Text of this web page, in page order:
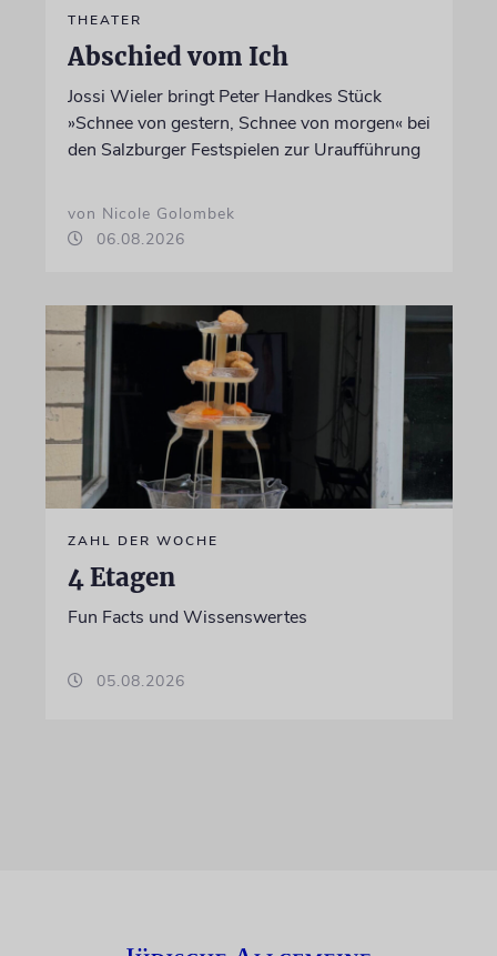
THEATER
Abschied vom Ich
Jossi Wieler bringt Peter Handkes Stück
»Schnee von gestern, Schnee von morgen« bei
den Salzburger Festspielen zur Uraufführung
von Nicole Golombek
06.08.2026
ZAHL DER WOCHE
4 Etagen
Fun Facts und Wissenswertes
05.08.2026